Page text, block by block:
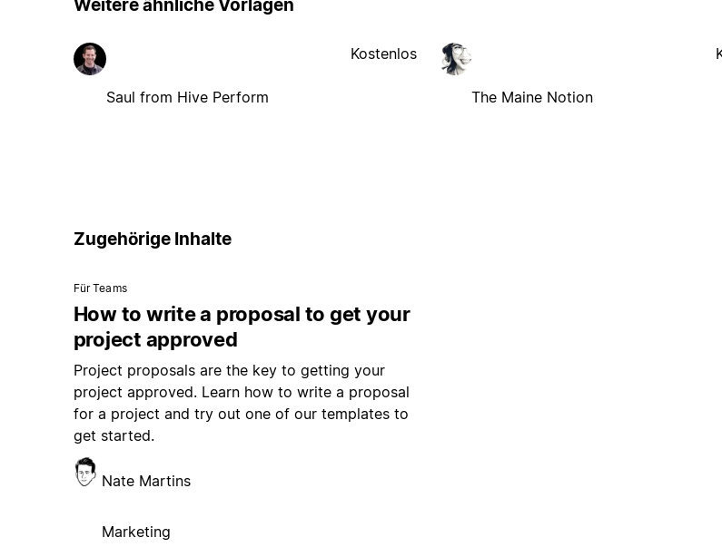
Weitere ähnliche Vorlagen
Saul from Hive Perform
Kostenlos
The Maine Notion
Zugehörige Inhalte
Für Teams
How to write a proposal to get your
project approved
Project proposals are the key to getting your
project approved. Learn how to write a proposal
for a project and try out one of our templates to
get started.
Nate Martins
Marketing